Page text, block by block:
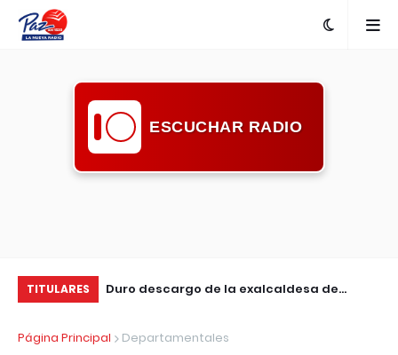
ESCUCHAR RADIO
TITULARES
turístico ante
Duro descargo de la exalcaldesa de
comunidad ante la inseguridad
Página Principal
Departamentales